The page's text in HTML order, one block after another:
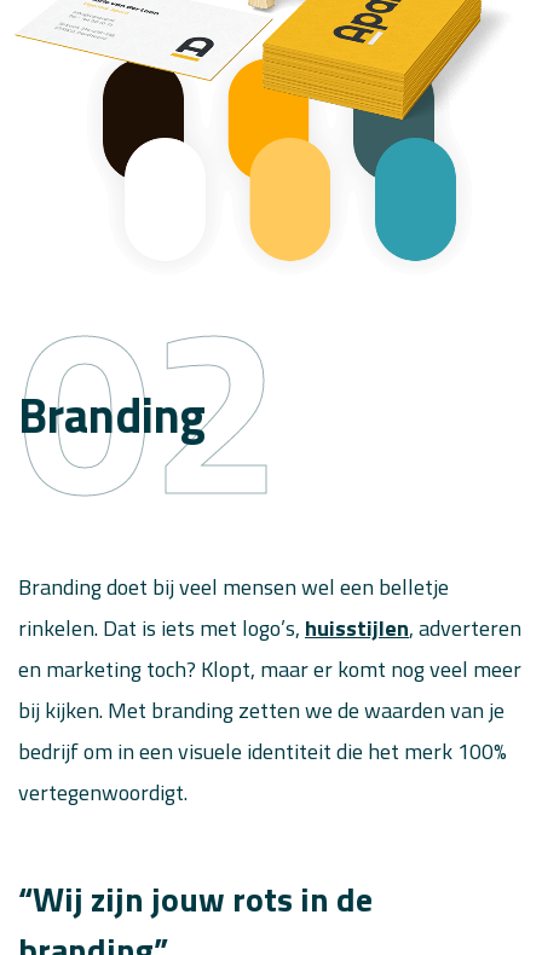
02
Branding
Branding doet bij veel mensen wel een belletje
rinkelen. Dat is iets met logo’s, huisstijlen, adverteren
en marketing toch? Klopt, maar er komt nog veel meer
bij kijken. Met branding zetten we de waarden van je
bedrijf om in een visuele identiteit die het merk 100%
vertegenwoordigt.
“Wij zijn jouw rots in de